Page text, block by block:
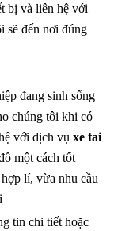
bị và liên hệ với
sẽ đến nơi đúng
đang sinh sống
chúng tôi khi có
với dịch vụ xe tai
một cách tốt
lí, vừa nhu cầu
tin chi tiết hoặc